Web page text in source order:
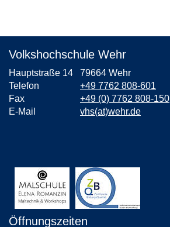
Volkshochschule Wehr
Hauptstraße 14 79664 Wehr
Telefon
+49 7762 808-601
Fax
+49 (0) 7762 808-150
E-Mail
vhs(at)wehr.de
Öffnungszeiten